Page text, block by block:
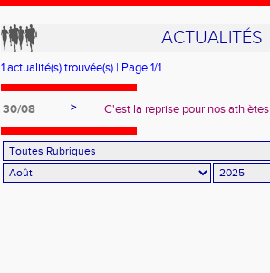
ACTUALITÉS
1 actualité(s) trouvée(s) | Page 1/1
30/08 > C'est la reprise pour nos athlètes